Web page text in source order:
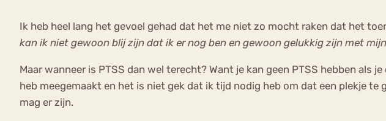
Ik heb heel lang het gevoel gehad dat het me niet zo mocht raken dat het
kan ik niet gewoon blij zijn dat ik er nog ben en gewoon gelukkig zijn met
Maar wanneer is PTSS dan wel terecht? Want je kan geen PTSS hebben
heb meegemaakt en het is niet gek dat ik tijd nodig heb om dat een plekje
mag er zijn.